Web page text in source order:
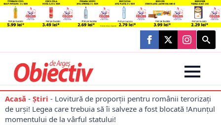
Search
for:
Acasă - Știri - Lovitură de proporții pentru românii terorizați
de urși! Legea care trebuia să îi salveze a fost blocată !Anunțul
momentului de la vârful statului!